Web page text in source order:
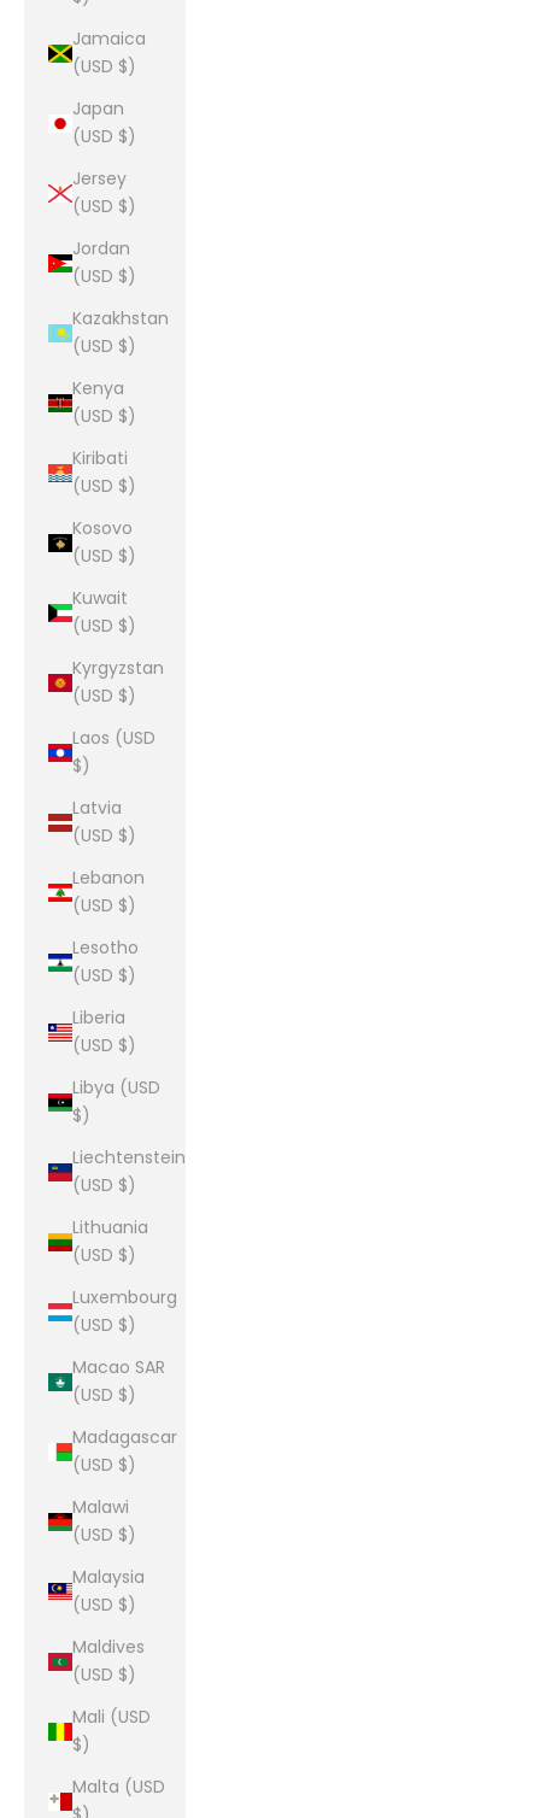
Jamaica
(USD $)
Japan
(USD $)
Jersey
(USD $)
Jordan
(USD $)
Kazakhstan
(USD $)
Kenya
(USD $)
Kiribati
(USD $)
Kosovo
(USD $)
Kuwait
(USD $)
Kyrgyzstan
(USD $)
Laos (USD
$)
Latvia
(USD $)
Lebanon
(USD $)
Lesotho
(USD $)
Liberia
(USD $)
Libya (USD
$)
Liechtenstein
(USD $)
Lithuania
(USD $)
Luxembourg
(USD $)
Macao SAR
(USD $)
Madagascar
(USD $)
Malawi
(USD $)
Malaysia
(USD $)
Maldives
(USD $)
Mali (USD
$)
Malta (USD